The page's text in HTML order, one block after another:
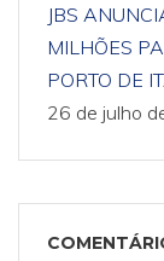
JBS
MILHÕES
PORTO DE
26 de julho